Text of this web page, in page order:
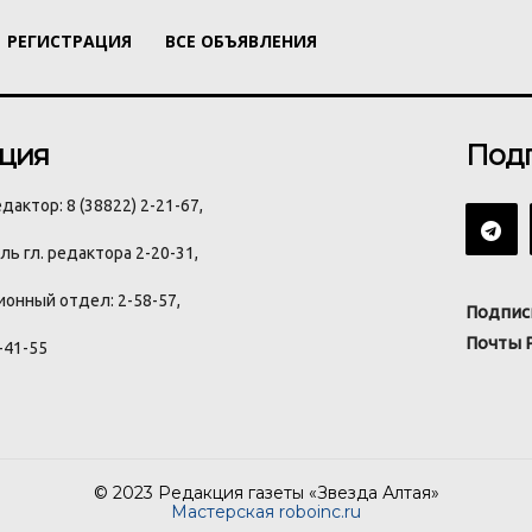
РЕГИСТРАЦИЯ ВСЕ ОБЪЯВЛЕНИЯ
8 (38822) 2-21-67,
гл. редактора 2-20-31,
отдел: 2-58-57,
55
Почты
© 2023 Редакция газеты «Звезда Алтая»
Мастерская roboinc.ru